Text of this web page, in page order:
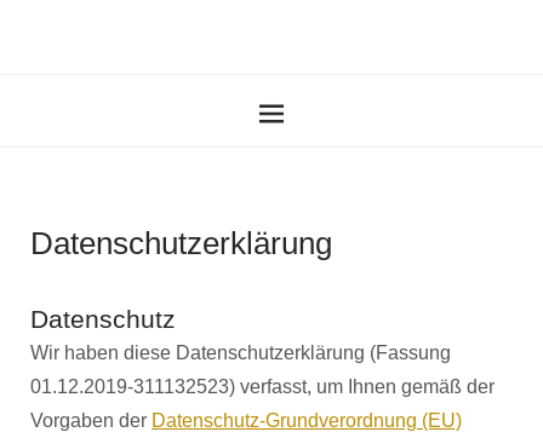
Datenschutzerklärung
Datenschutz
Wir haben diese Datenschutzerklärung (Fassung
01.12.2019-311132523) verfasst, um Ihnen gemäß der
Vorgaben der Datenschutz-Grundverordnung (EU)